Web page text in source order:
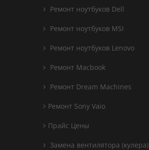
Ремонт ноутбуков Dell
Ремонт ноутбуков MSI
Ремонт ноутбуков Lenovo
Ремонт Macbook
Ремонт Dream Machines
Ремонт Sony Vaio
Прайс Цены
Замена вентилятора (кулера)